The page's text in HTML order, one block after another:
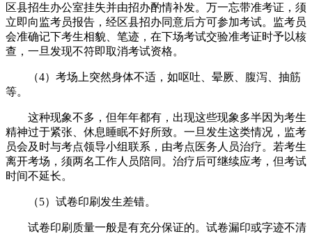
区县招生办公室挂失并由招办酌情补发。万一忘带准考证，须
立即向监考员报告，经区县招办同意后方可参加考试。监考员
会准确记下考生相貌、笔迹，在下场考试交验准考证时予以核
查，一旦发现不符即取消考试资格。
（4）考场上突然身体不适，如呕吐、晕厥、腹泻、抽筋
等。
这种现象不多，但年年都有，出现这些现象多半因为考生
精神过于紧张、休息睡眠不好所致。一旦发生这类情况，监考
员会及时与考点领导小组联系，由考点医务人员治疗。若考生
离开考场，须两名工作人员陪同。治疗后可继续应考，但考试
时间不延长。
（5）试卷印刷发生差错。
试卷印刷质量一般是有充分保证的。试卷漏印或字迹不清